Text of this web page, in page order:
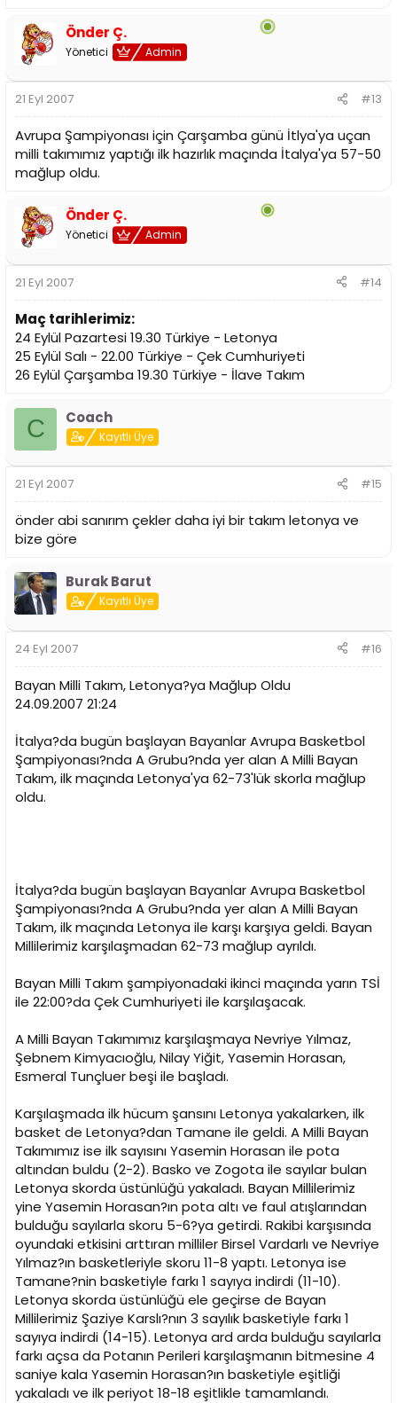
Önder Ç.
Yönetici Admin
21 Eyl 2007 #13
Avrupa Şampiyonası için Çarşamba günü İtlya'ya uçan
milli takımımız yaptığı ilk hazırlık maçında İtalya'ya 57-50
mağlup oldu.
Önder Ç.
Yönetici Admin
21 Eyl 2007 #14
Maç tarihlerimiz:
24 Eylül Pazartesi 19.30 Türkiye - Letonya
25 Eylül Salı - 22.00 Türkiye - Çek Cumhuriyeti
26 Eylül Çarşamba 19.30 Türkiye - İlave Takım
C Coach
Kayıtlı Üye
21 Eyl 2007 #15
önder abi sanırım çekler daha iyi bir takım letonya ve
bize göre
Burak Barut
Kayıtlı Üye
24 Eyl 2007 #16
Bayan Milli Takım, Letonya?ya Mağlup Oldu
24.09.2007 21:24
İtalya?da bugün başlayan Bayanlar Avrupa Basketbol
Şampiyonası?nda A Grubu?nda yer alan A Milli Bayan
Takım, ilk maçında Letonya'ya 62-73'lük skorla mağlup
oldu.
İtalya?da bugün başlayan Bayanlar Avrupa Basketbol
Şampiyonası?nda A Grubu?nda yer alan A Milli Bayan
Takım, ilk maçında Letonya ile karşı karşıya geldi. Bayan
Millilerimiz karşılaşmadan 62-73 mağlup ayrıldı.
Bayan Milli Takım şampiyonadaki ikinci maçında yarın TSİ
ile 22:00?da Çek Cumhuriyeti ile karşılaşacak.
A Milli Bayan Takımımız karşılaşmaya Nevriye Yılmaz,
Şebnem Kimyacıoğlu, Nilay Yiğit, Yasemin Horasan,
Esmeral Tunçluer beşi ile başladı.
Karşılaşmada ilk hücum şansını Letonya yakalarken, ilk
basket de Letonya?dan Tamane ile geldi. A Milli Bayan
Takımımız ise ilk sayısını Yasemin Horasan ile pota
altından buldu (2-2). Basko ve Zogota ile sayılar bulan
Letonya skorda üstünlüğü yakaladı. Bayan Millilerimiz
yine Yasemin Horasan?ın pota altı ve faul atışlarından
bulduğu sayılarla skoru 5-6?ya getirdi. Rakibi karşısında
oyundaki etkisini arttıran milliler Birsel Vardarlı ve Nevriye
Yılmaz?ın basketleriyle skoru 11-8 yaptı. Letonya ise
Tamane?nin basketiyle farkı 1 sayıya indirdi (11-10).
Letonya skorda üstünlüğü ele geçirse de Bayan
Millilerimiz Şaziye Karslı?nın 3 sayılık basketiyle farkı 1
sayıya indirdi (14-15). Letonya ard arda bulduğu sayılarla
farkı açsa da Potanın Perileri karşılaşmanın bitmesine 4
saniye kala Yasemin Horasan?ın basketiyle eşitliği
yakaladı ve ilk periyot 18-18 eşitlikle tamamlandı.